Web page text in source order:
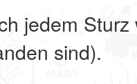
jedem
sind).